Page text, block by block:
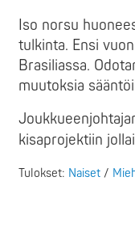
Iso norsu
tulkinta. Ensi
Brasiliassa.
muutoksia
kisaprojektiin
Tulokset: Naiset/